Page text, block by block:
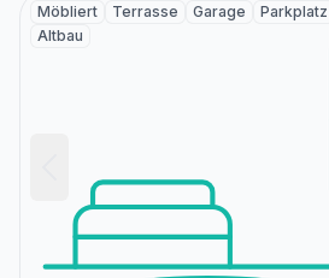
Möbliert Terrasse Garage Parkplatz
Altbau